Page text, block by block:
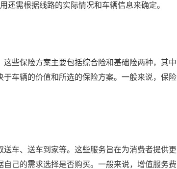
需根据线路的实际情况和车辆信息来确定。
些保险方案主要包括综合险和基础险两种，其中
车辆的价值和所选的保险方案。一般来说，保险
车、送车到家等。这些服务旨在为消费者提供更
己的需求选择是否购买。一般来说，增值服务费